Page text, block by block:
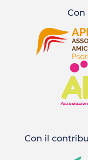
Con
Con il